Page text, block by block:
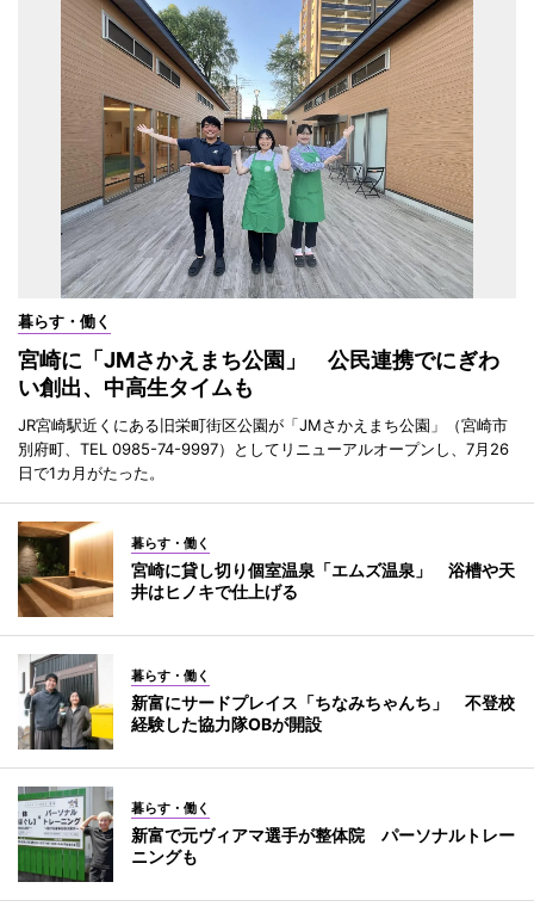
暮らす・働く
宮崎に「JMさかえまち公園」 公民連携でにぎわ
い創出、中高生タイムも
JR宮崎駅近くにある旧栄町街区公園が「JMさかえまち公園」（宮崎市
別府町、TEL 0985-74-9997）としてリニューアルオープンし、7月26
日で1カ月がたった。
暮らす・働く
宮崎に貸し切り個室温泉「エムズ温泉」 浴槽や天
井はヒノキで仕上げる
暮らす・働く
新富にサードプレイス「ちなみちゃんち」 不登校
経験した協力隊OBが開設
暮らす・働く
新富で元ヴィアマ選手が整体院 パーソナルトレー
ニングも